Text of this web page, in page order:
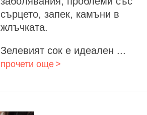
сърцето, запек, камъни в
жлъчката.
Зелевият сок е идеален ...
прочети още